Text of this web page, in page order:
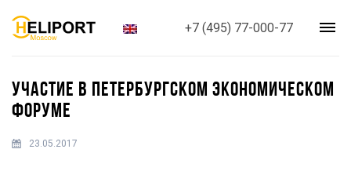
+7 (495) 77-000-77
УЧАСТИЕ В ПЕТЕРБУРГСКОМ ЭКОНОМИЧЕСКОМ
ФОРУМЕ
23.05.2017